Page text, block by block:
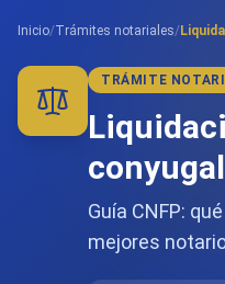
Inicio/Trámites notariales/
TRÁMITE
conyugal
Guía CNFP:
mejores